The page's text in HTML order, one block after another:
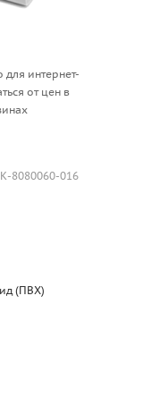
для интернет-
от цен в
8080060-016
(ПВХ)